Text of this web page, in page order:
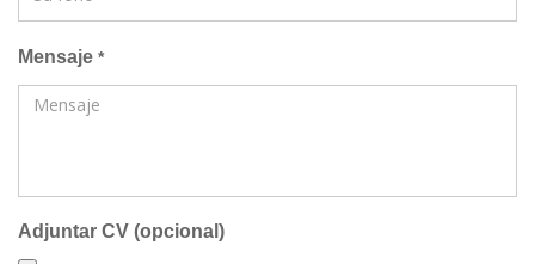
Mensaje *
Adjuntar CV (opcional)